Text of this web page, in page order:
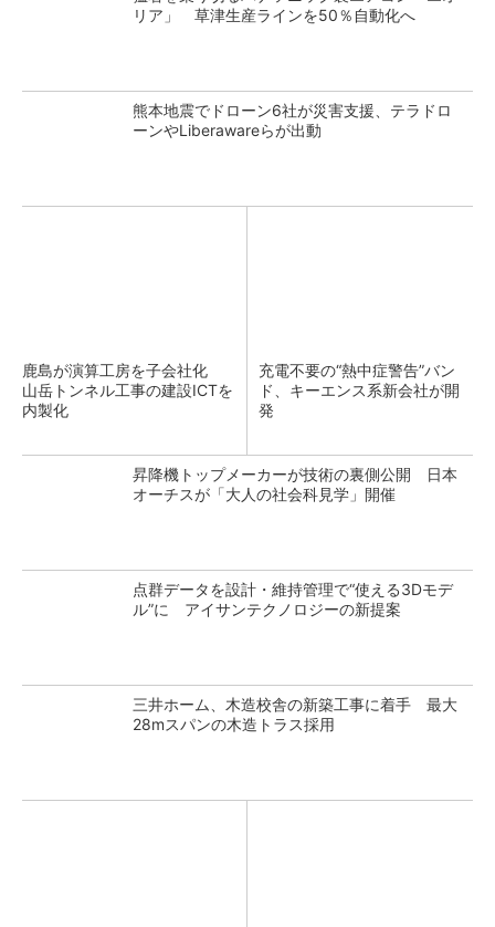
リア」 草津生産ラインを50％自動化へ
熊本地震でドローン6社が災害支援、テラドロ
ーンやLiberawareらが出動
鹿島が演算工房を子会社化
山岳トンネル工事の建設ICTを
内製化
充電不要の“熱中症警告”バン
ド、キーエンス系新会社が開
発
昇降機トップメーカーが技術の裏側公開 日本
オーチスが「大人の社会科見学」開催
点群データを設計・維持管理で“使える3Dモデ
ル”に アイサンテクノロジーの新提案
三井ホーム、木造校舎の新築工事に着手 最大
28mスパンの木造トラス採用